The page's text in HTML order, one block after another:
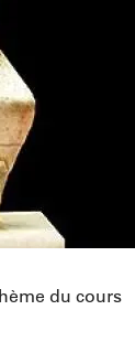
du cours